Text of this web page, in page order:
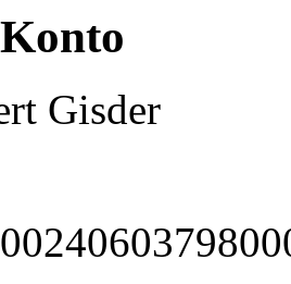
Gisder